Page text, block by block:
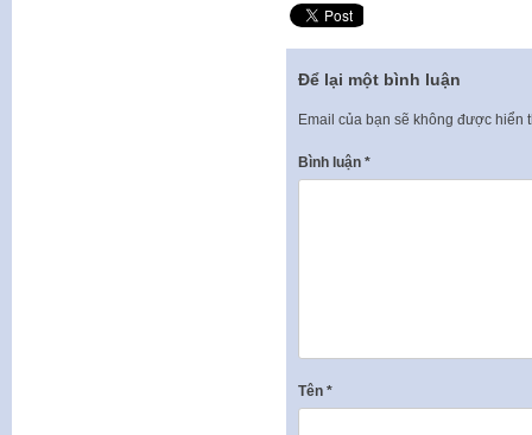
Để lại một bình luận
Email của bạn sẽ không được hiển
Bình luận *
Tên *